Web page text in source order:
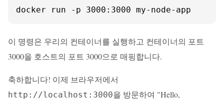
docker run -p 3000:3000 my-node-app
이 명령은 우리의 컨테이너를 실행하고 컨테이너의 포트
3000을 호스트의 포트 3000으로 매핑합니다.
축하합니다! 이제 브라우저에서
http://localhost:3000을 방문하여 "Hello,